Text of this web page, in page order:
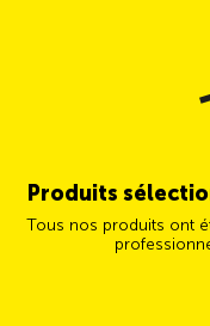
Produits
Tous nos produits ont